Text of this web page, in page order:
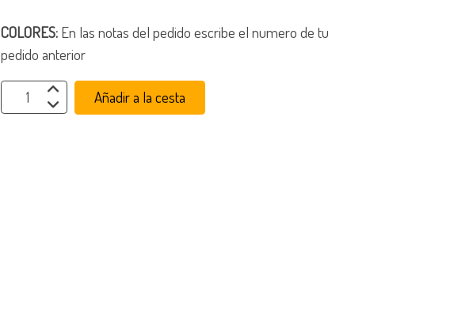
COLORES: En las notas del pedido escribe el numero de tu
pedido anterior
Añadir a la cesta